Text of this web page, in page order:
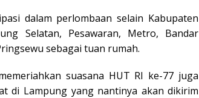
dalam perlombaan selain Kabupaten
Selatan, Pesawaran, Metro, Bandar
sebagai tuan rumah.
suasana HUT RI ke-77 juga
di Lampung yang nantinya akan dikirim